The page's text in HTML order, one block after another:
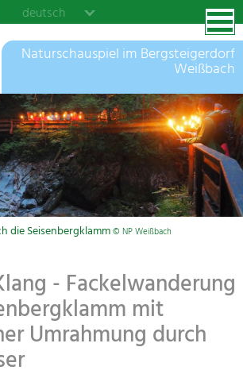
deutsch
Naturschauspiel im Bergsteigerdorf
Weißbach
die Seisenbergklamm© NP Weißbach
- Fackelwanderung
mit
Umrahmung durch